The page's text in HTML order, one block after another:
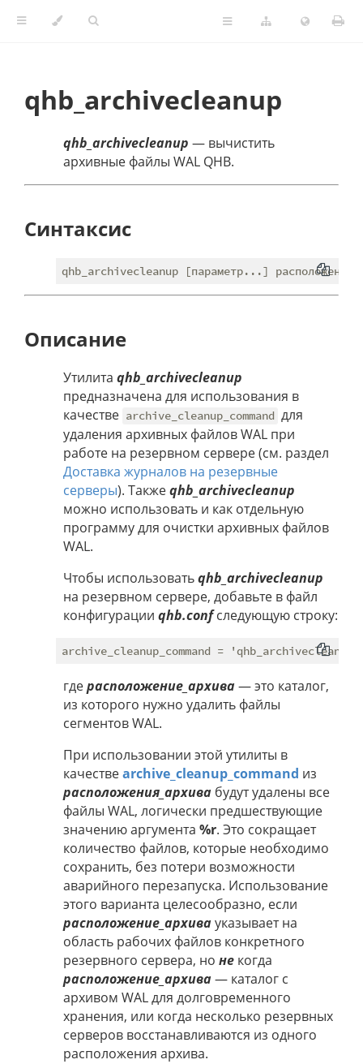
qhb_archivecleanup
qhb_archivecleanup — вычистить
архивные файлы WAL QHB.
Синтаксис
Описание
Утилита qhb_archivecleanup
предназначена для использования в
качестве archive_cleanup_command для
удаления архивных файлов WAL при
работе на резервном сервере (см. раздел
Доставка журналов на резервные
серверы). Такжеqhb_archivecleanup
можно использовать и как отдельную
программу для очистки архивных файлов
WAL.
Чтобы использоватьqhb_archivecleanup
на резервном сервере, добавьте в файл
конфигурации qhb.confследующую строку:
гдерасположение_архива— это каталог,
из которого нужно удалить файлы
сегментов WAL.
При использовании этой утилиты в
качествеarchive_cleanup_command из
расположения_архива будут удалены все
файлы WAL, логически предшествующие
значению аргумента %r. Это сокращает
количество файлов, которые необходимо
сохранить, без потери возможности
аварийного перезапуска. Использование
этого варианта целесообразно, если
расположение_архивауказывает на
область рабочих файлов конкретного
резервного сервера, но не когда
расположение_архива— каталог с
архивом WAL для долговременного
хранения, или когда несколько резервных
серверов восстанавливаются из одного
расположения архива.